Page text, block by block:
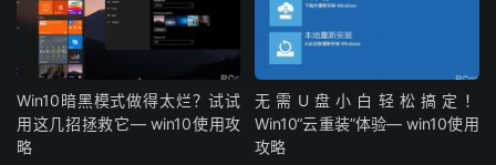
Win10暗黑模式做得太烂？试试
用这几招拯救它— win10使用攻
略
无需U盘小白轻松搞定！
Win10“云重装”体验— win10使用
攻略